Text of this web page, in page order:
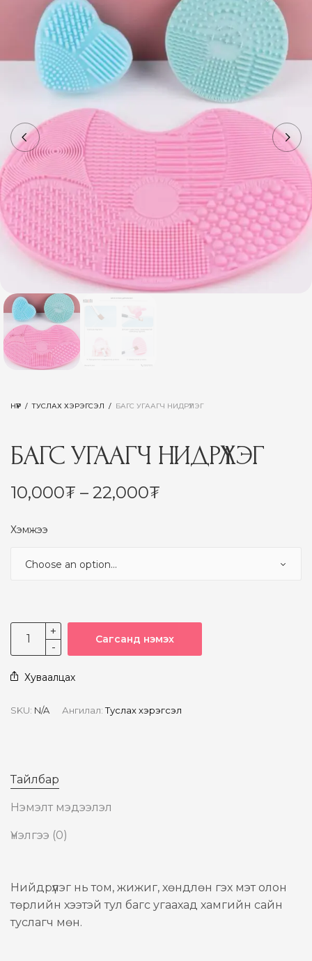
НҮҮР / ТУСЛАХ ХЭРЭГСЭЛ / БАГС УГААГЧ НИДРҮҮЛЭГ
БАГС УГААГЧ НИДРҮҮЛЭГ
10,000₮ – 22,000₮
Хэмжээ
Сагсанд нэмэх
Хуваалцах
SKU: N/A Ангилал:Туслах хэрэгсэл
Тайлбар
Нэмэлт мэдээлэл
Үнэлгээ (0)
Нийдрүүлэг нь том, жижиг, хөндлөн гэх мэт олон
төрлийн хээтэй тул багс угаахад хамгийн сайн
туслагч мөн.